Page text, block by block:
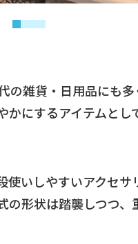
の雑貨・日用品にも
にするアイテムと
いしやすいアクセ
形状は踏襲しつつ、